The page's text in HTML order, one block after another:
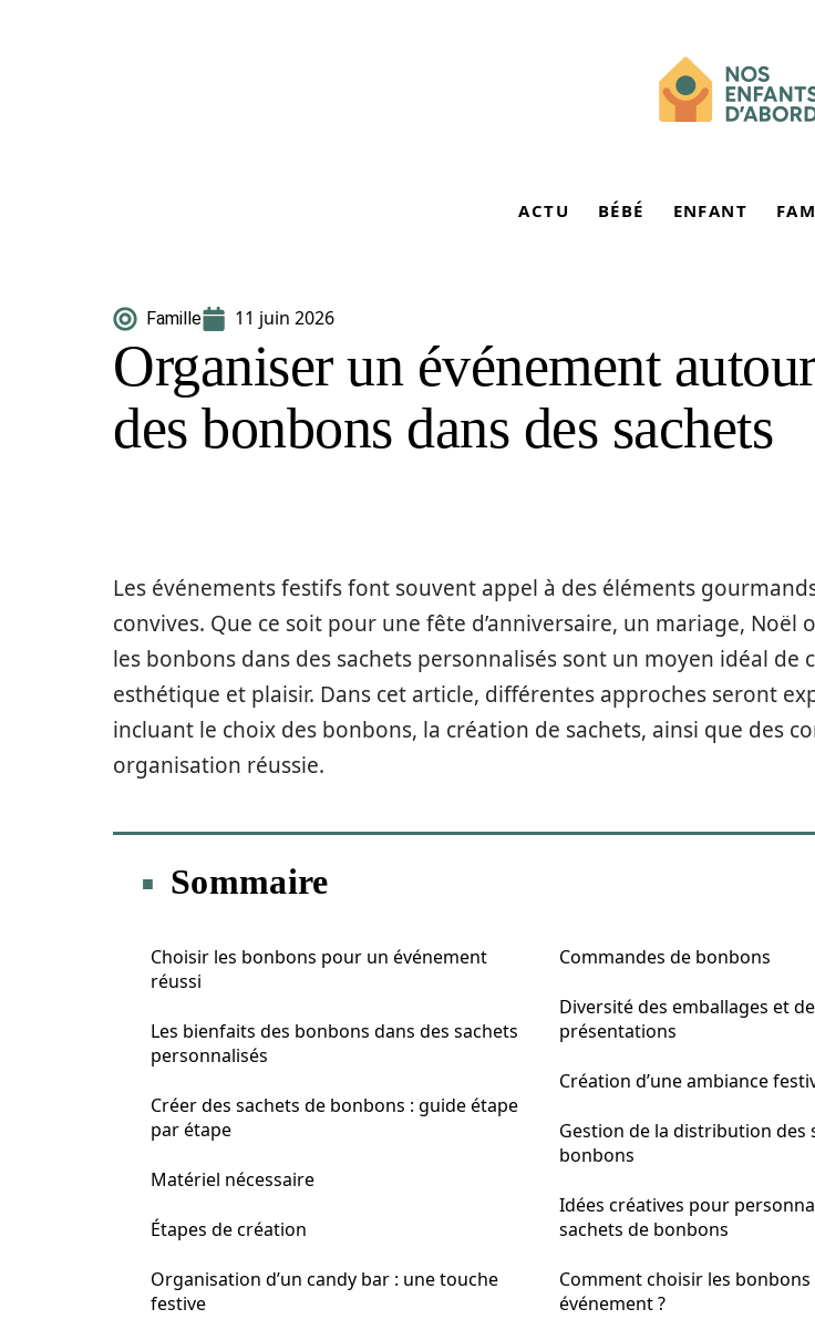
ACTU BÉBÉ ENFANT
Famille 11 juin 2026
Organiser un événement
des bonbons dans des sachets
Les événements festifs font souvent appel à des éléments
convives. Que ce soit pour une fête d’anniversaire, un mariage, Noël
les bonbons dans des sachets personnalisés sont un moyen idéal de
esthétique et plaisir. Dans cet article, différentes approches seront
incluant le choix des bonbons, la création de sachets, ainsi que des
organisation réussie.
Sommaire
Choisir les bonbons pour un événement
réussi
Les bienfaits des bonbons dans des sachets
personnalisés
Créer des sachets de bonbons : guide étape
par étape
Matériel nécessaire
Étapes de création
Organisation d’un candy bar : une touche
festive
Commandes de bonbons
Diversité des emballages et
présentations
Création d’une ambiance
Gestion de la distribution des
bonbons
Idées créatives pour
sachets de bonbons
Comment choisir les
événement ?